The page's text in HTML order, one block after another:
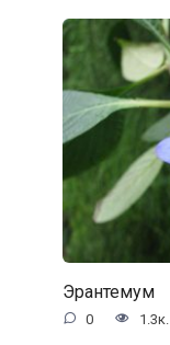
Эрантемум
0 1.3к.